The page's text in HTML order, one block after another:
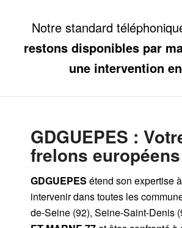
Notre standard
restons disponibles par
une intervention
GDGUEPES :
frelons
GDGUEPES étend son expertise
intervenir dans toutes les
de-Seine (92), Seine-Saint-Denis